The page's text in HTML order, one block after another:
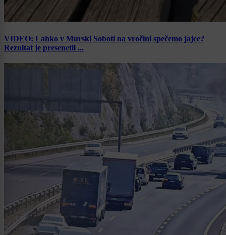
VIDEO: Lahko v Murski Soboti na vročini spečemo jajce?
Rezultat je presenetil ...